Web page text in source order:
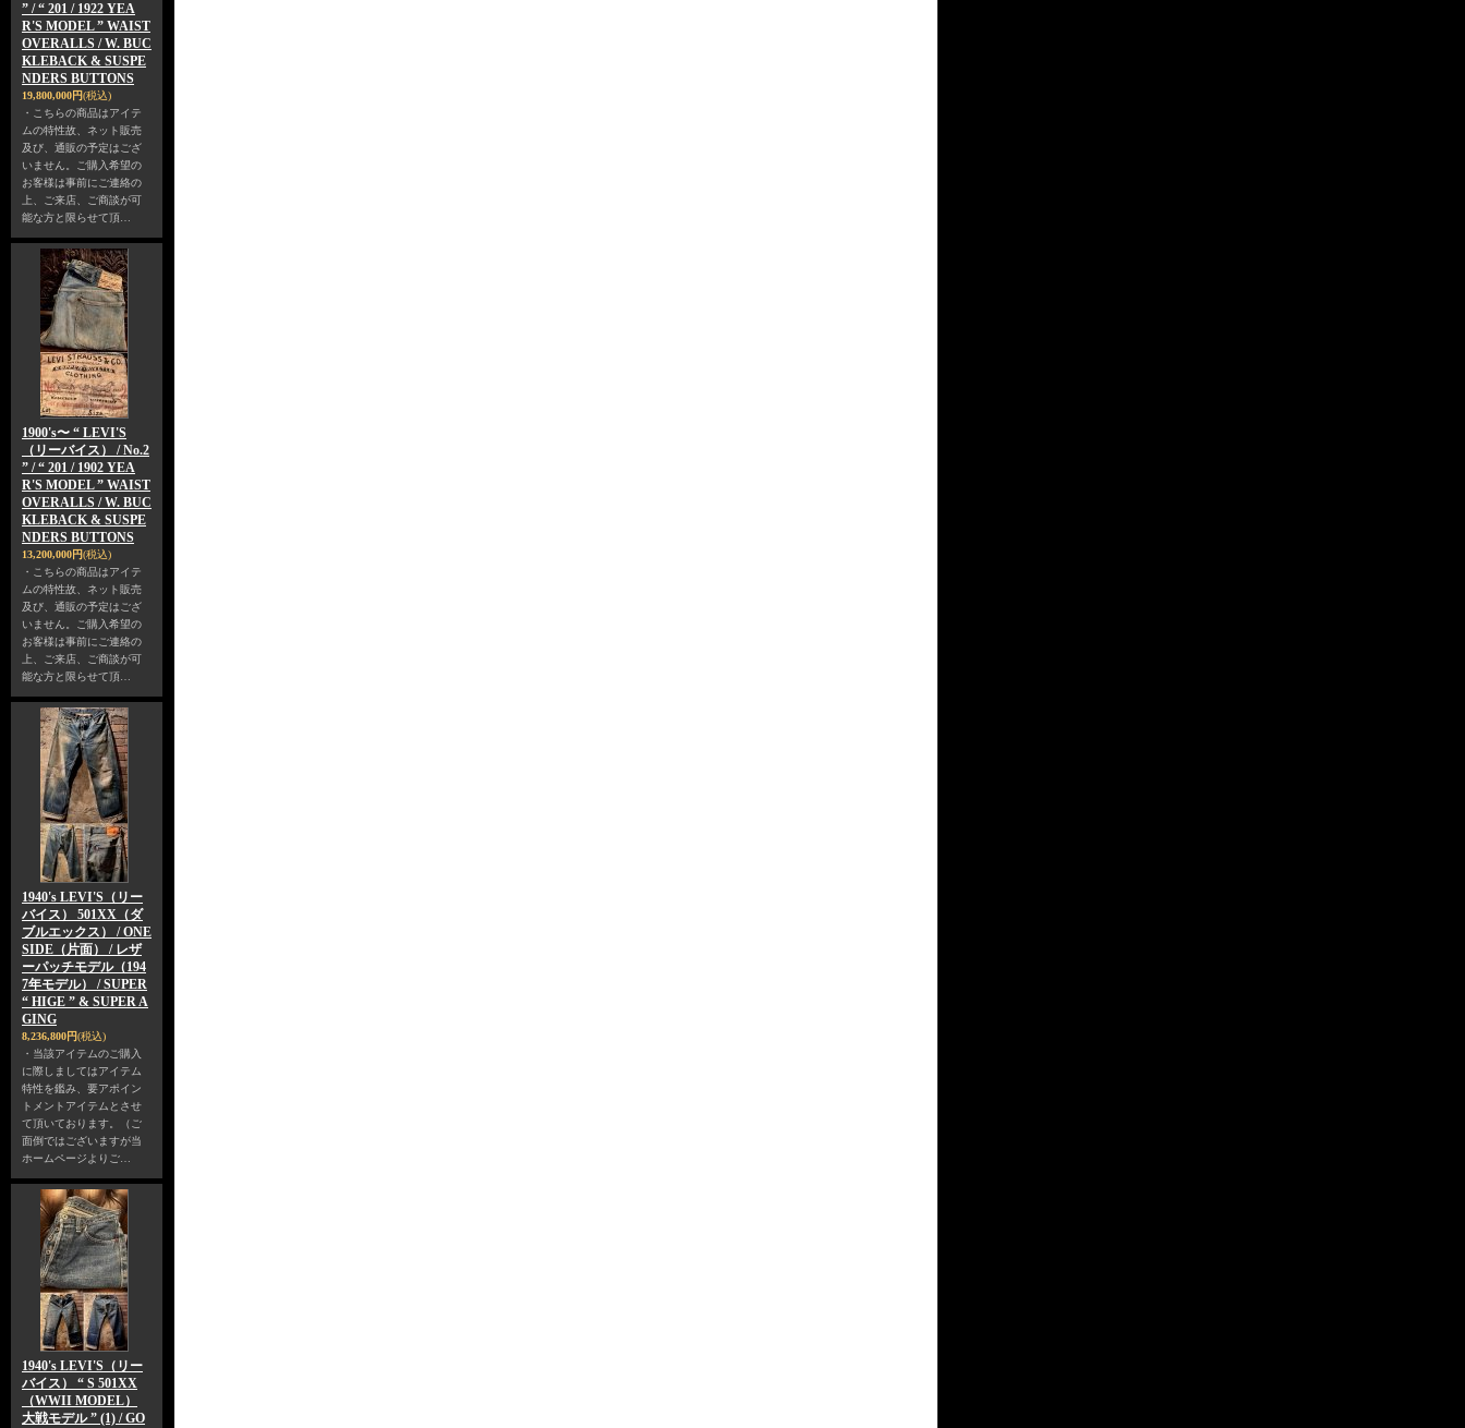
” / “ 201 / 1922 YEA
R'S MODEL ” WAIST
OVERALLS / W. BUC
KLEBACK & SUSPE
NDERS BUTTONS
19,800,000円(税込)
・こちらの商品はアイテ
ムの特性故、ネット販売
及び、通販の予定はござ
いません。ご購入希望の
お客様は事前にご連絡の
上、ご来店、ご商談が可
能な方と限らせて頂…
1900's〜 “ LEVI'S
（リーバイス） / No.2
” / “ 201 / 1902 YEA
R'S MODEL ” WAIST
OVERALLS / W. BUC
KLEBACK & SUSPE
NDERS BUTTONS
13,200,000円(税込)
・こちらの商品はアイテ
ムの特性故、ネット販売
及び、通販の予定はござ
いません。ご購入希望の
お客様は事前にご連絡の
上、ご来店、ご商談が可
能な方と限らせて頂…
1940's LEVI'S（リー
バイス） 501XX（ダ
ブルエックス） / ONE
SIDE（片面） / レザ
ーパッチモデル（194
7年モデル） / SUPER
“ HIGE ” & SUPER A
GING
8,236,800円(税込)
・当該アイテムのご購入
に際しましてはアイテム
特性を鑑み、要アポイン
トメントアイテムとさせ
て頂いております。（ご
面倒ではございますが当
ホームページよりご…
1940's LEVI'S（リー
バイス） “ S 501XX
（WWII MODEL）
大戦モデル ” (1) / GO